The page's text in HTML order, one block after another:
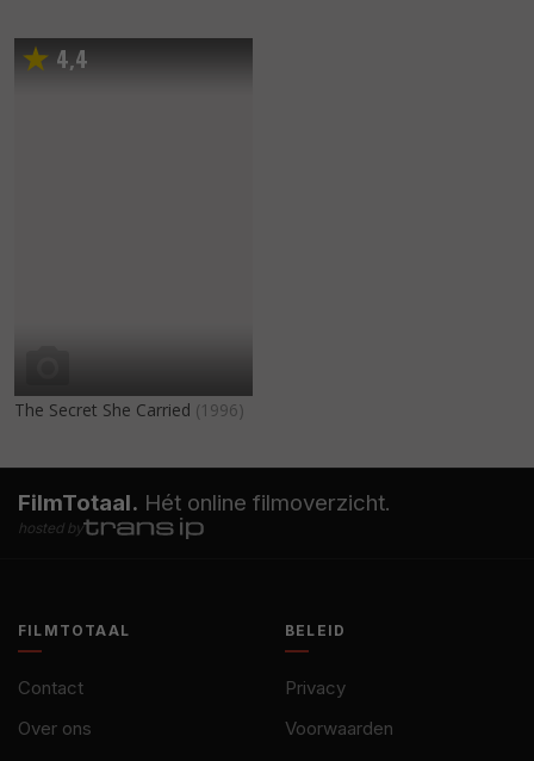
4,4
The Secret She Carried (1996)
FilmTotaal. Hét online filmoverzicht.
hosted by
FILMTOTAAL
Contact
Over ons
BELEID
Privacy
Voorwaarden